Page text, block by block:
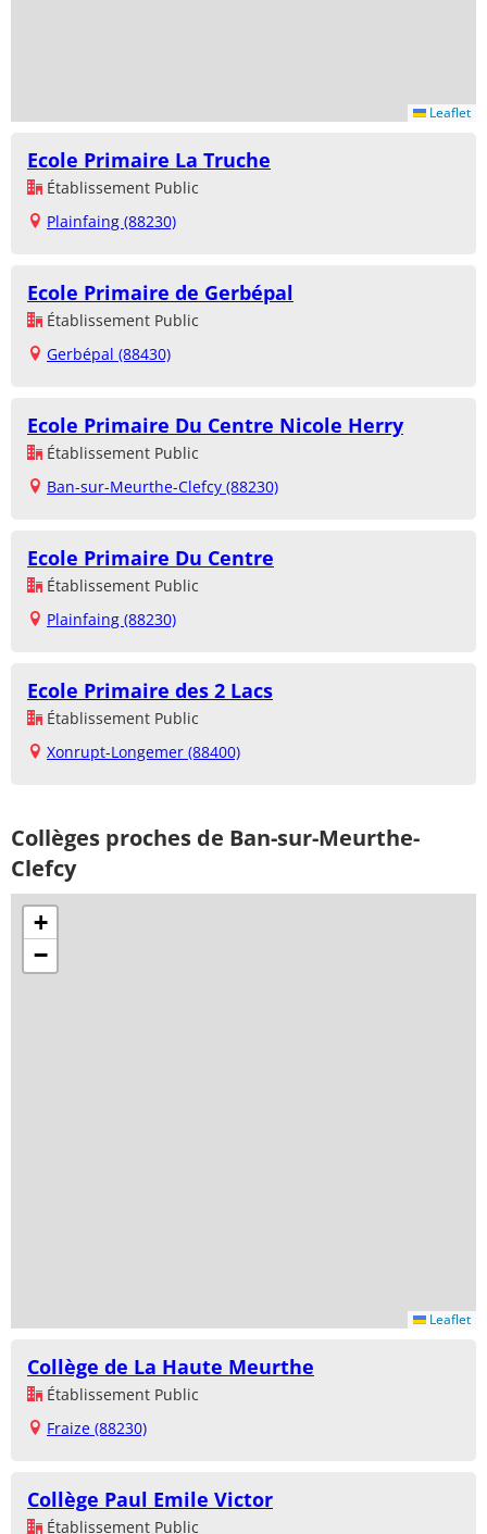
Leaflet
Ecole Primaire La Truche
Établissement Public
Plainfaing (88230)
Ecole Primaire de Gerbépal
Établissement Public
Gerbépal (88430)
Ecole Primaire Du Centre Nicole Herry
Établissement Public
Ban-sur-Meurthe-Clefcy (88230)
Ecole Primaire Du Centre
Établissement Public
Plainfaing (88230)
Ecole Primaire des 2 Lacs
Établissement Public
Xonrupt-Longemer (88400)
Collèges proches de Ban-sur-Meurthe-
Clefcy
+
−
Leaflet
Collège de La Haute Meurthe
Établissement Public
Fraize (88230)
Collège Paul Emile Victor
Établissement Public